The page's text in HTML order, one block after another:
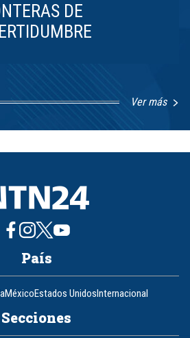
DE
Ver más
País
MéxicoEstados UnidosInternacional
Secciones